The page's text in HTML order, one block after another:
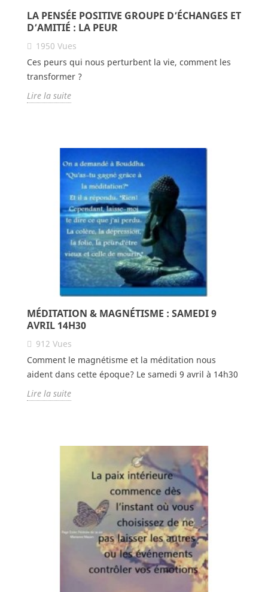
LA PENSÉE POSITIVE GROUPE D’ÉCHANGES ET
D’AMITIÉ : LA PEUR
1950 Vues
Ces peurs qui nous perturbent la vie, comment les
transformer ?
Lire la suite
MÉDITATION & MAGNÉTISME : SAMEDI 9
AVRIL 14H30
912 Vues
Comment le magnétisme et la méditation nous
aident dans cette époque? Le samedi 9 avril à 14h30
Lire la suite